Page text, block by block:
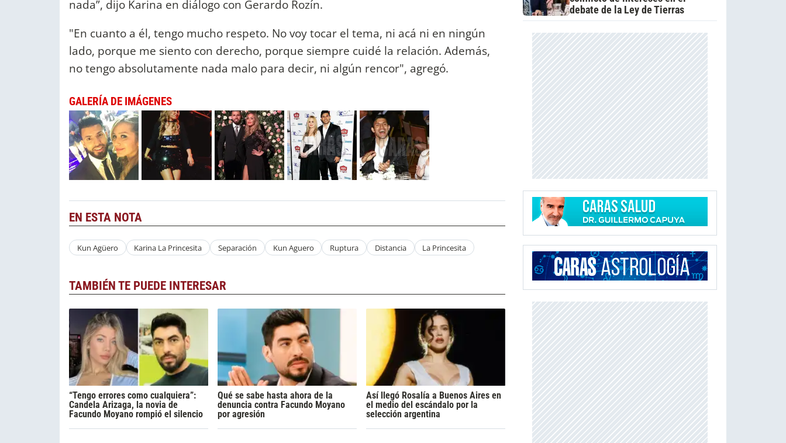
nada”, dijo Karina en diálogo con Gerardo Rozín.
"En cuanto a él, tengo mucho respeto. No voy tocar el tema, ni acá ni en ningún
lado, porque me siento con derecho, porque siempre cuidé la relación. Además,
no tengo absolutamente nada malo para decir, ni algún rencor", agregó.
GALERÍA DE IMÁGENES
EN ESTA NOTA
Kun Agüero Karina La Princesita Separación Kun Aguero Ruptura Distancia La Princesita
TAMBIÉN TE PUEDE INTERESAR
“Tengo errores como cualquiera”:
Candela Arizaga, la novia de
Facundo Moyano rompió el silencio
Qué se sabe hasta ahora de la
denuncia contra Facundo Moyano
por agresión
Así llegó Rosalía a Buenos Aires en
el medio del escándalo por la
selección argentina
debate de la Ley de Tierras